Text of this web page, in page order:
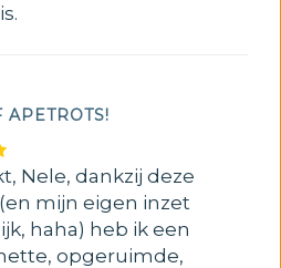
APETROTS!
Nele, dankzij deze
mijn eigen inzet
haha) heb ik een
opgeruimde,